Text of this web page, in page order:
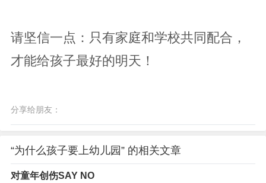
请坚信一点：只有家庭和学校共同配合，
才能给孩子最好的明天！
分享给朋友：
“为什么孩子要上幼儿园” 的相关文章
对童年创伤SAY NO